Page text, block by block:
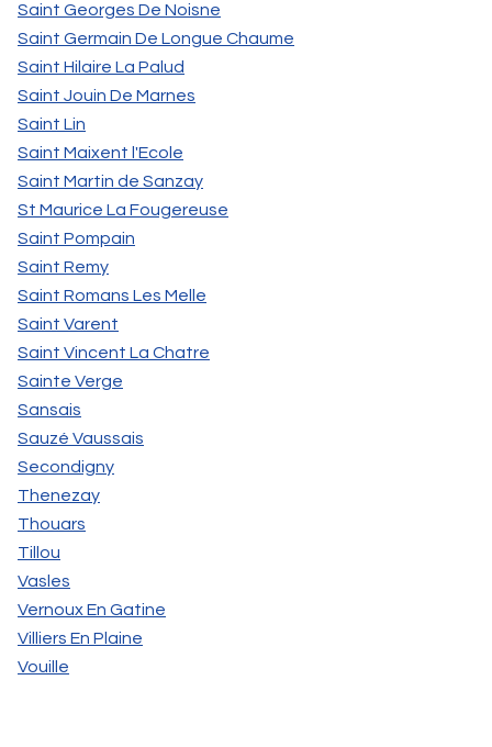
Saint Georges De Noisne
Saint Germain De Longue Chaume
Saint Hilaire La Palud
Saint Jouin De Marnes
Saint Lin
Saint Maixent l'Ecole
Saint Martin de Sanzay
St Maurice La Fougereuse
Saint Pompain
Saint Remy
Saint Romans Les Melle
Saint Varent
Saint Vincent La Chatre
Sainte Verge
Sansais
Sauzé Vaussais
Secondigny
Thenezay
Thouars
Tillou
Vasles
Vernoux En Gatine
Villiers En Plaine
Vouille